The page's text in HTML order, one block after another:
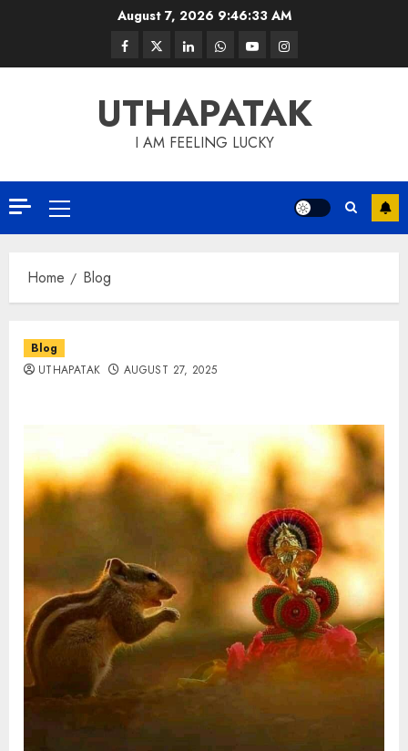
August 7, 2026 9:46:33 AM
UTHAPATAK
I AM FEELING LUCKY
Home Blog
Blog
UTHAPATAK
AUGUST 27, 2025